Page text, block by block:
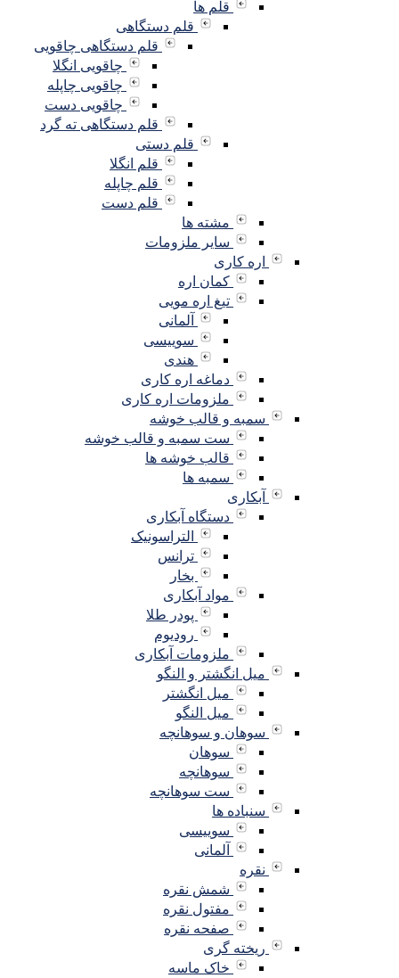
قلم ها
قلم دستگاهی
قلم دستگاهی چاقویی
چاقویی انگلا
چاقویی چاپله
چاقویی دست
قلم دستگاهی ته گرد
قلم دستی
قلم انگلا
قلم چاپله
قلم دست
مشته ها
سایر ملزومات
اره کاری
کمان اره
تیغ اره مویی
آلمانی
سوییسی
هندی
دماغه اره کاری
ملزومات اره کاری
سمبه و قالب خوشه
ست سمبه و قالب خوشه
قالب خوشه ها
سمبه ها
آبکاری
دستگاه آبکاری
التراسونیک
ترانس
بخار
مواد آبکاری
پودر طلا
رودیوم
ملزومات آبکاری
میل انگشتر و النگو
میل انگشتر
میل النگو
سوهان و سوهانچه
سوهان
سوهانچه
ست سوهانچه
سنباده ها
سوییسی
آلمانی
نقره
شمش نقره
مفتول نقره
صفحه نقره
ریخته گری
خاک ماسه